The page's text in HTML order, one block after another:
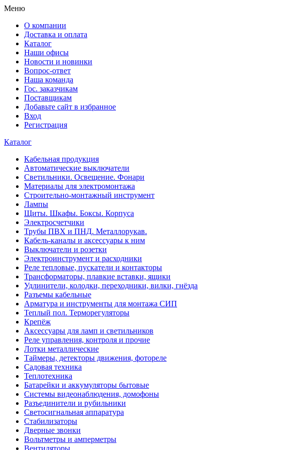
Меню
О компании
Доставка и оплата
Каталог
Наши офисы
Новости и новинки
Вопрос-ответ
Наша команда
Гос. заказчикам
Поставщикам
Добавьте сайт в избранное
Вход
Регистрация
Каталог
Кабельная продукция
Автоматические выключатели
Светильники. Освещение. Фонари
Материалы для электромонтажа
Строительно-монтажный инструмент
Лампы
Щиты. Шкафы. Боксы. Корпуса
Электросчетчики
Трубы ПВХ и ПНД. Металлорукав.
Кабель-каналы и аксессуары к ним
Выключатели и розетки
Электроинструмент и расходники
Реле тепловые, пускатели и контакторы
Трансформаторы, плавкие вставки, ящики
Удлинители, колодки, переходники, вилки, гнёзда
Разъемы кабельные
Арматура и инструменты для монтажа СИП
Теплый пол. Терморегуляторы
Крепёж
Аксессуары для ламп и светильников
Реле управления, контроля и прочие
Лотки металлические
Таймеры, детекторы движения, фотореле
Садовая техника
Теплотехника
Батарейки и аккумуляторы бытовые
Системы видеонаблюдения, домофоны
Разъединители и рубильники
Светосигнальная аппаратура
Стабилизаторы
Дверные звонки
Вольтметры и амперметры
Вентиляторы